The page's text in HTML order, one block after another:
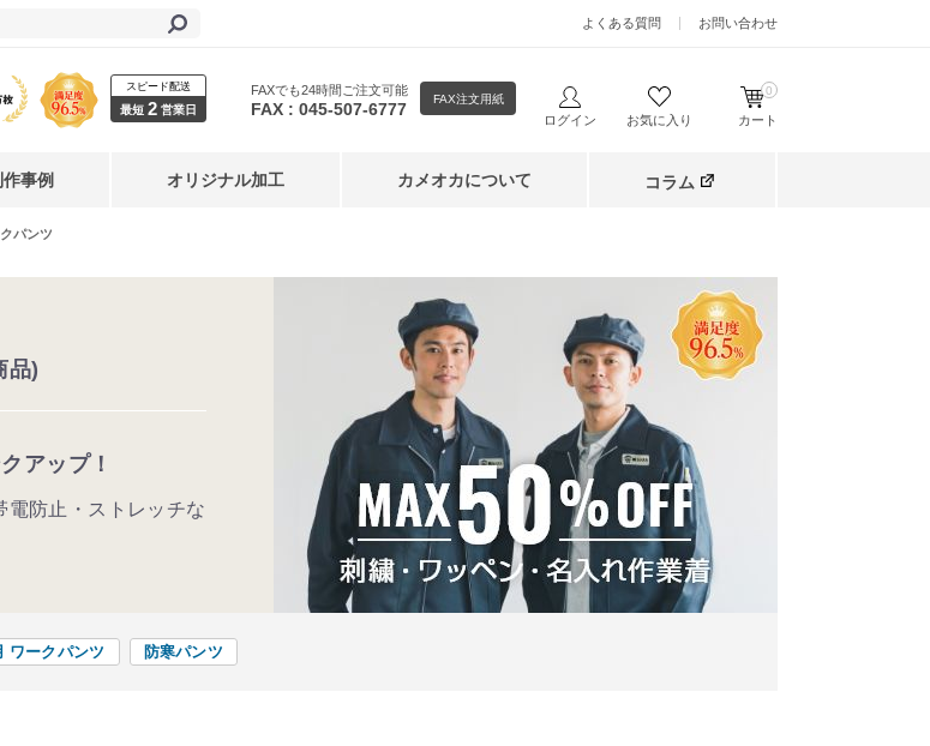
よくある質問 お問い合わせ
スピード配送
最短 2 営業日
FAXでも24時間ご注文可能
FAX : 045-507-6777 FAX注文用紙
ログイン お気に入り カート
0
作事例 オリジナル加工 カメオカについて コラム
パンツ
品)
アップ！
防止・ストレッチな
ワークパンツ 防寒パンツ